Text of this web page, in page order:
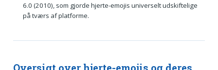
6.0 (2010), som gjorde hjerte-emojis universelt udskiftelige
på tværs af platforme.